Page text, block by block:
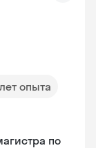
опыта
по